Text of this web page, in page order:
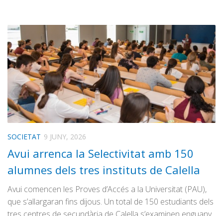
SOCIETAT 9 JUNY, 2026
Avui arrenca la Selectivitat amb 150
alumnes dels tres instituts de Calella
Avui comencen les Proves d’Accés a la Universitat (PAU),
que s’allargaran fins dijous. Un total de 150 estudiants dels
tres centres de secundària de Calella s’examinen enguany